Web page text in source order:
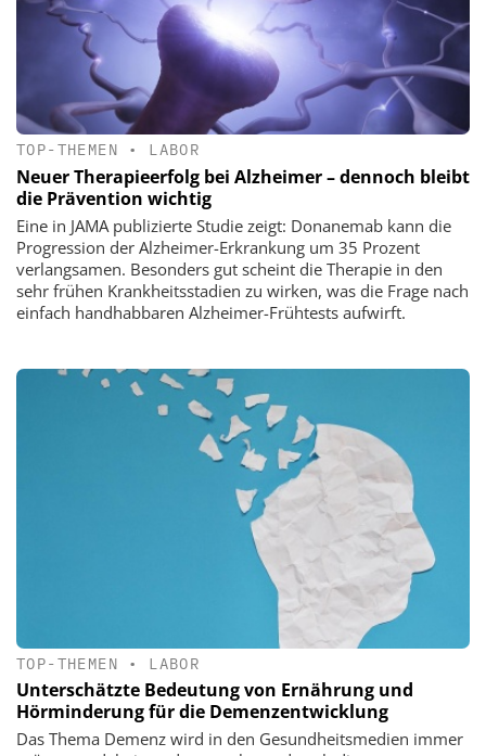
TOP-THEMEN • LABOR
Neuer Therapieerfolg bei Alzheimer – dennoch bleibt
die Prävention wichtig
Eine in JAMA publizierte Studie zeigt: Donanemab kann die
Progression der Alzheimer-Erkrankung um 35 Prozent
verlangsamen. Besonders gut scheint die Therapie in den
sehr frühen Krankheitsstadien zu wirken, was die Frage nach
einfach handhabbaren Alzheimer-Frühtests aufwirft.
TOP-THEMEN • LABOR
Unterschätzte Bedeutung von Ernährung und
Hörminderung für die Demenzentwicklung
Das Thema Demenz wird in den Gesundheitsmedien immer